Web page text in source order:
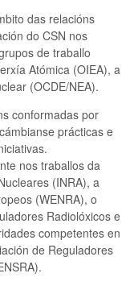
das relacións
do CSN nos
de traballo
Atómica (OIEA), a
(OCDE/NEA).
conformadas por
prácticas e
nos traballos da
(INRA), a
(WENRA), o
Radiolóxicos e
competentes en
de Reguladores